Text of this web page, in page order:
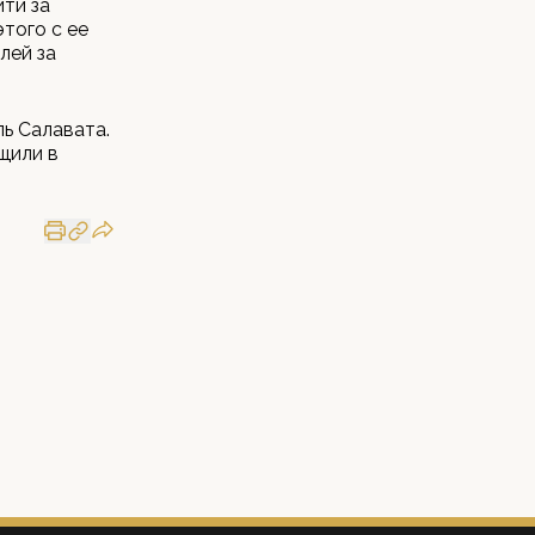
за
с ее
за
Салавата.
в